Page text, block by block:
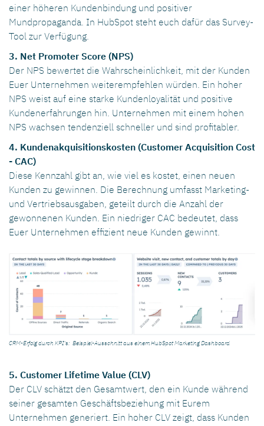
einer höheren Kundenbindung und positiver
Mundpropaganda. In HubSpot steht euch dafür das Survey-
Tool zur Verfügung.
3. Net Promoter Score (NPS)
Der NPS bewertet die Wahrscheinlichkeit, mit der Kunden
Euer Unternehmen weiterempfehlen würden. Ein hoher
NPS weist auf eine starke Kundenloyalität und positive
Kundenerfahrungen hin. Unternehmen mit einem hohen
NPS wachsen tendenziell schneller und sind profitabler.
4. Kundenakquisitionskosten (Customer Acquisition Cost
- CAC)
Diese Kennzahl gibt an, wie viel es kostet, einen neuen
Kunden zu gewinnen. Die Berechnung umfasst Marketing-
und Vertriebsausgaben, geteilt durch die Anzahl der
gewonnenen Kunden. Ein niedriger CAC bedeutet, dass
Euer Unternehmen effizient neue Kunden gewinnt.
CRM-Erfolg durch KPI's: Beispiel-Ausschnitt aus einem HubSpot Marketing Dashboard
5. Customer Lifetime Value (CLV)
Der CLV schätzt den Gesamtwert, den ein Kunde während
seiner gesamten Geschäftsbeziehung mit Eurem
Unternehmen generiert. Ein hoher CLV zeigt, dass Kunden